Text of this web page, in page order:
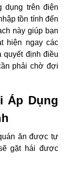
dụng trên điện
tồn tính đến
này giúp bạn
hiện ngay các
quyết định điều
phải chờ đợi
Áp Dụng
ăn được tự
gặt hái được